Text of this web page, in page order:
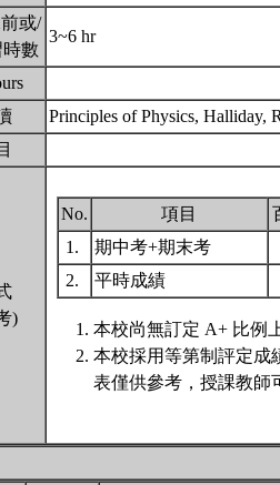
或/
數
3~6 hr
Principles of Physics, Halliday,
)
No. 項目
1.
期中考+期末考
2.
平時成績
本校尚無訂定 A+ 比例
本校採用等第制評定成
表僅供參考，授課教師